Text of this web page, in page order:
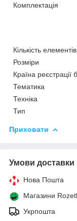
Комплектація
Кількість елементів
Розміри
Країна реєстрації
Тематика
Техніка
Тип
Приховати
Умови доставки
Нова Пошта
Магазини
Укрпошта